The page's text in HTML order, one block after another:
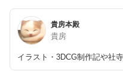
貴房本殿
貴房
イラスト・3DCG制作記や社